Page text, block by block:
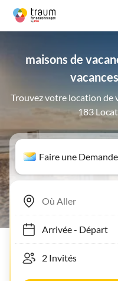
maisons de
Trouvez votre location de
183
Faire une Demande
Arrivée- Départ